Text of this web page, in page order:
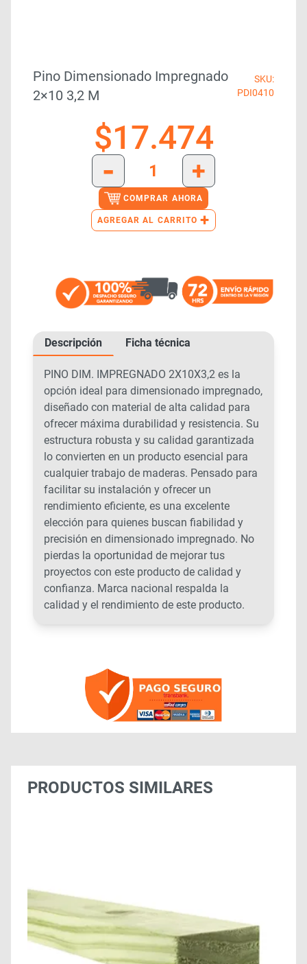
Pino Dimensionado Impregnado
2×10 3,2 M
SKU:
PDI0410
$17.474
-
+
COMPRAR AHORA
AGREGAR AL CARRITO +
Descripción Ficha técnica
PINO DIM. IMPREGNADO 2X10X3,2 es la
opción ideal para dimensionado impregnado,
diseñado con material de alta calidad para
ofrecer máxima durabilidad y resistencia. Su
estructura robusta y su calidad garantizada
lo convierten en un producto esencial para
cualquier trabajo de maderas. Pensado para
facilitar su instalación y ofrecer un
rendimiento eficiente, es una excelente
elección para quienes buscan fiabilidad y
precisión en dimensionado impregnado. No
pierdas la oportunidad de mejorar tus
proyectos con este producto de calidad y
confianza. Marca nacional respalda la
calidad y el rendimiento de este producto.
PRODUCTOS SIMILARES